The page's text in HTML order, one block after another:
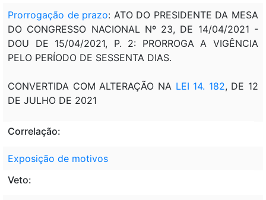
Prorrogação de prazo: ATO DO PRESIDENTE DA MESA
DO CONGRESSO NACIONAL Nº 23, DE 14/04/2021 -
DOU DE 15/04/2021, P. 2: PRORROGA A VIGÊNCIA
PELO PERÍODO DE SESSENTA DIAS.
CONVERTIDA COM ALTERAÇÃO NA LEI 14. 182, DE 12
DE JULHO DE 2021
Correlação:
Exposição de motivos
Veto: